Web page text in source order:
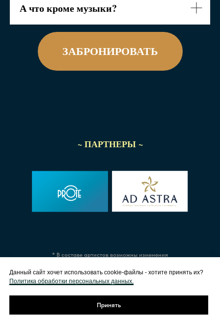
А что кроме музыки?
ЗАБРОНИРОВАТЬ
~ ПАРТНЕРЫ ~
* В составе артистов возможны изменения
Данный сайт хочет использовать cookie-файлы - хотите принять их?
Политика обработки персональных данных.
Принять